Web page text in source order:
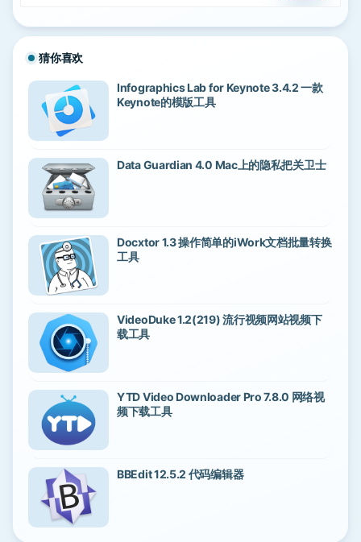
猜你喜欢
Infographics Lab for Keynote 3.4.2 一款
Keynote的模版工具
Data Guardian 4.0 Mac上的隐私把关卫士
Docxtor 1.3 操作简单的iWork文档批量转换
工具
VideoDuke 1.2(219) 流行视频网站视频下
载工具
YTD Video Downloader Pro 7.8.0 网络视
频下载工具
BBEdit 12.5.2 代码编辑器